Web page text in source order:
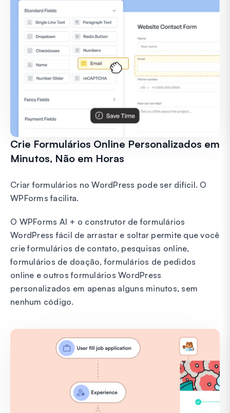
Crie Formulários Online Personalizados em
Minutos, Não em Horas
Criar formulários no WordPress pode ser difícil. O
WPForms facilita.
O WPForms AI + o construtor de formulários
WordPress fácil de arrastar e soltar permite que você
crie formulários de contato, pesquisas online,
formulários de doação, formulários de pedidos
online e outros formulários WordPress
personalizados em apenas alguns minutos, sem
nenhum código.